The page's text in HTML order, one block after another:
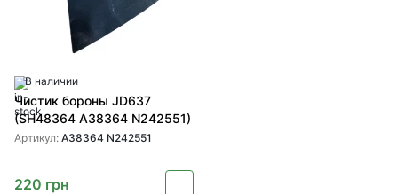
В наличии
Чистик бороны JD637
(SH48364 A38364 N242551)
Артикул: A38364 N242551
220 грн